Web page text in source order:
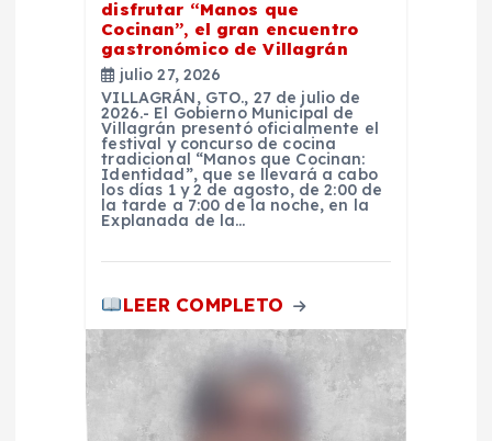
disfrutar “Manos que
Cocinan”, el gran encuentro
gastronómico de Villagrán
julio 27, 2026
VILLAGRÁN, GTO., 27 de julio de
2026.- El Gobierno Municipal de
Villagrán presentó oficialmente el
festival y concurso de cocina
tradicional “Manos que Cocinan:
Identidad”, que se llevará a cabo
los días 1 y 2 de agosto, de 2:00 de
la tarde a 7:00 de la noche, en la
Explanada de la…
LEER COMPLETO